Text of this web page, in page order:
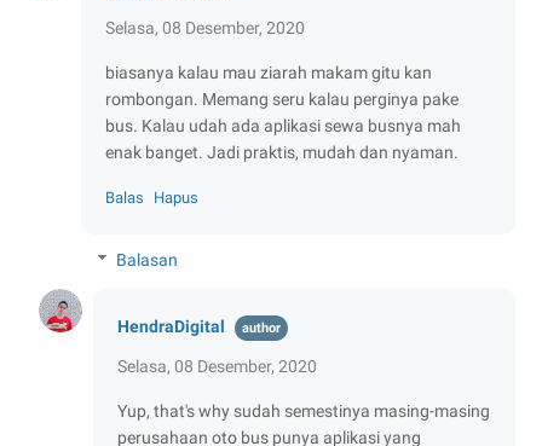
Selasa, 08 Desember, 2020
biasanya kalau mau ziarah makam gitu kan
rombongan. Memang seru kalau perginya pake
bus. Kalau udah ada aplikasi sewa busnya mah
enak banget. Jadi praktis, mudah dan nyaman.
Balas Hapus
Balasan
HendraDigital
Selasa, 08 Desember, 2020
Yup, that's why sudah semestinya masing-masing
perusahaan oto bus punya aplikasi yang